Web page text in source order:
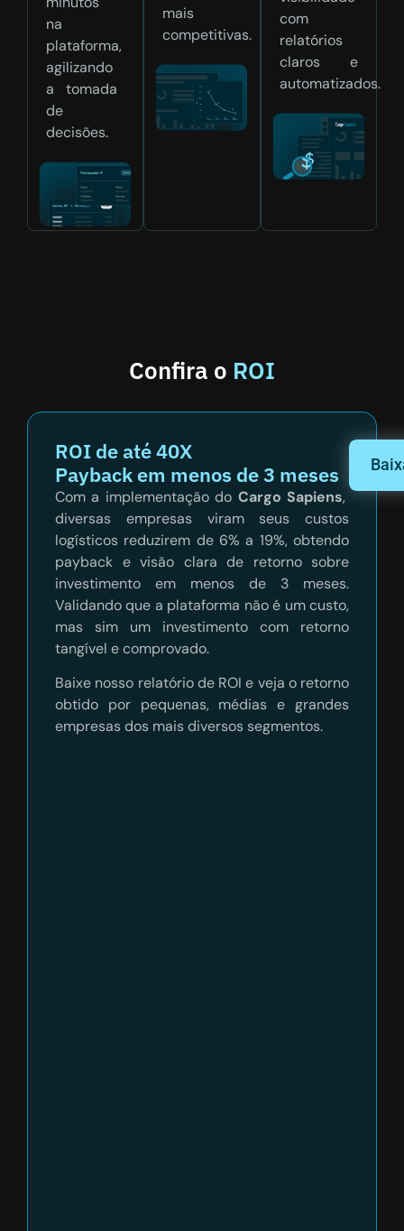
na
plataforma,
agilizando
a tomada
de
decisões.
mais
competitivas.
com
relatórios
claros e
automatizados.
Confira o ROI
ROI de até 40X
Payback em menos de 3 meses
Com a implementação do Cargo Sapiens,
diversas empresas viram seus custos
logísticos reduzirem de 6% a 19%, obtendo
payback e visão clara de retorno sobre
investimento em menos de 3 meses.
Validando que a plataforma não é um custo,
mas sim um investimento com retorno
tangível e comprovado.
Baixe nosso relatório de ROI e veja o retorno
obtido por pequenas, médias e grandes
empresas dos mais diversos segmentos.